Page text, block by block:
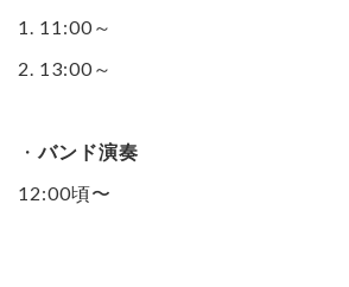
1. 11:00～
2. 13:00～
・バンド演奏
12:00頃〜